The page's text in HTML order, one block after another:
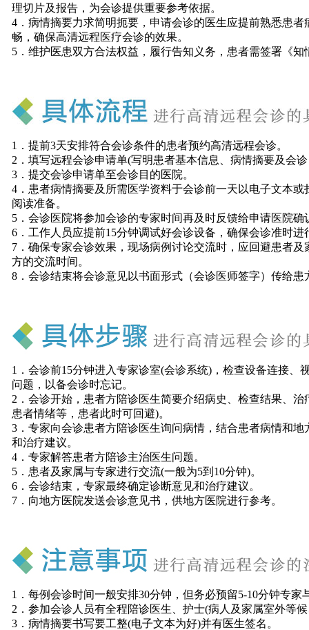
理切片及报告，为会诊提供重要参考依据。
4．病情摘要力求简明扼要，申请会诊的医生应提前熟悉患
畅，确保高清远程医疗会诊的效果。
5．维护医患双方合法权益，履行告知义务，患者需签署《
1．提前3天安排符合会诊条件的患者预约高清远程会诊。
2．填写远程会诊申请单(写明患者基本信息、病情摘要及会
3．提交会诊申请单至会诊目的医院。
4．患者病情摘要及所需医学资料于会诊前一天以电子文本
阅读准备。
5．会诊医院将参加会诊的专家时间再及时反馈给申请医院确
6．工作人员应提前15分钟调试好会诊设备，确保会诊准时进
7．确保专家会诊效果，现场病例讨论交流时，应回避患者
方的交流时间。
8．会诊结束将会诊意见以书面形式（会诊医师签字）传给患
1．会诊前15分钟进入专家诊室(会诊系统)，检查设备连接、
问题，以备会诊时忘记。
2．会诊开始，患者方陪诊医生简要介绍病史、检查结果、
患者情绪等，患者此时可回避)。
3．专家向会诊患者方陪诊医生询问病情，结合患者病情和
和治疗建议。
4．专家解答患者方陪诊主治医生问题。
5．患者及家属与专家进行交流(一般为5到10分钟)。
6．会诊结束，专家最终确定诊断意见和治疗建议。
7．向地方医院发送会诊意见书，供地方医院进行参考。
1．每例会诊时间一般安排30分钟，但务必预留5-10分钟专家
2．参加会诊人员有全程陪诊医生、护士(病人及家属室外等
3．病情摘要书写要工整(电子文本为好)并有医生签名。